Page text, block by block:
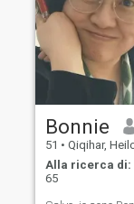
Bonnie
51 • Qiqihar,
Alla ricerca di:
65